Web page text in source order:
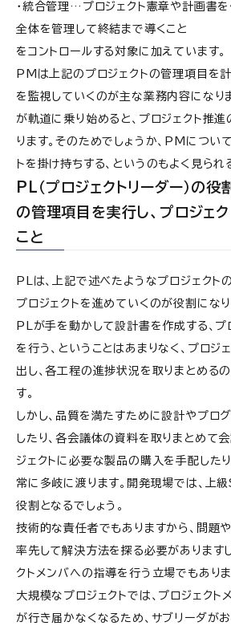
・統合管理…プロジェクト憲章や計画書を
全体を管理して終結まで導くこと
をコントロールする対象に加えています。
PMは上記のプロジェクトの管理項目を
を監視していくのが主な業務内容になり
が軌道に乗り始めると、プロジェクト推
ります。そのためでしょうか、PMについ
トを掛け持ちする、というのもよく見られ
PL（プロジェクトリーダー）の役
の管理項目を実行し、プロジェ
こと
PLは、上記で述べたようなプロジェクト
プロジェクトを進めていくのが役割になり
PLが手を動かして設計書を作成する、プ
を行う、ということはあまりなく、プロジ
出し、各工程の進捗状況を取りまとめる
す。
しかし、品質を満たすために設計やプロ
したり、各会議体の資料を取りまとめて
ジェクトに必要な製品の購入を手配した
常に多岐に渡ります。開発現場では、上
役割となるでしょう。
技術的な責任者でもありますから、問題
率先して解決方法を探る必要があります
クトメンバへの指導を行う立場でもありま
大規模なプロジェクトでは、プロジェクト
が行き届かなくなるため、サブリーダが